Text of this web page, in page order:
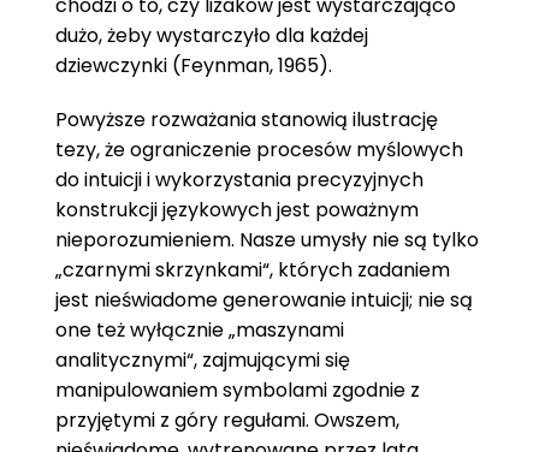
chodzi o to, czy lizaków jest wystarczająco
dużo, żeby wystarczyło dla każdej
dziewczynki (Feynman, 1965).
Powyższe rozważania stanowią ilustrację
tezy, że ograniczenie procesów myślowych
do intuicji i wykorzystania precyzyjnych
konstrukcji językowych jest poważnym
nieporozumieniem. Nasze umysły nie są tylko
„czarnymi skrzynkami“, których zadaniem
jest nieświadome generowanie intuicji; nie są
one też wyłącznie „maszynami
analitycznymi“, zajmującymi się
manipulowaniem symbolami zgodnie z
przyjętymi z góry regułami. Owszem,